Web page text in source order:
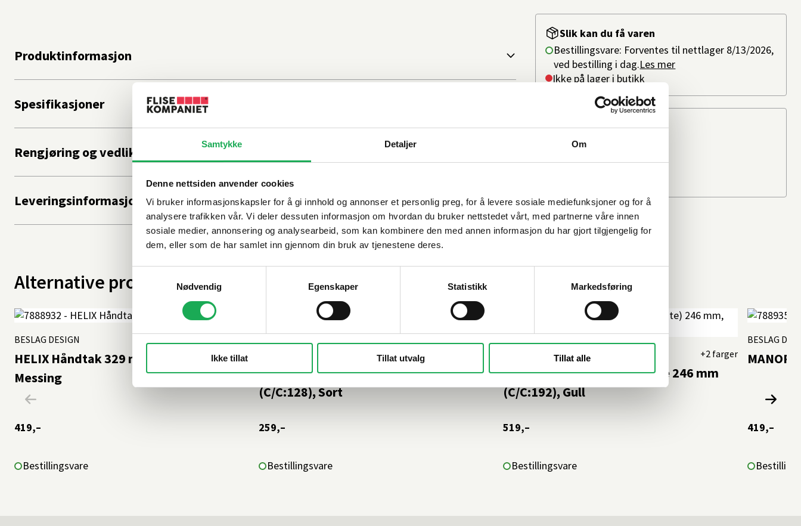
Samtykke Detaljer Om
Denne nettsiden anvender cookies
Vi bruker informasjonskapsler for å gi innhold og annonser et personlig preg, for å levere sosiale mediefunksjoner og for å
analysere trafikken vår. Vi deler dessuten informasjon om hvordan du bruker nettstedet vårt, med partnerne våre innen
sosiale medier, annonsering og analysearbeid, som kan kombinere den med annen informasjon du har gjort tilgjengelig for
dem, eller som de har samlet inn gjennom din bruk av tjenestene deres.
Nødvendig
Egenskaper Statistikk Markedsføring
Ikke tillat Tillat utvalg Tillat alle
Slik kan du få varen
Bestillingsvare: Forventes til nettlager 8/13/2026,
ved bestilling i dag.Les mer
Ikke på lager i butikk
Beregn frakten
Ditt postnummer
Produktinformasjon
Spesifikasjoner
Rengjøring og vedlikehold
Leveringsinformasjon
Alternative produkter
HELIX Håndtak 329 mm (C/C:320),
Messing
BESLAG DESIGN
419,–
Bestillingsvare
TONITON THREAD Håndtak 148 mm
(C/C:128), Sort
259,–
Bestillingsvare
MANOR Håndtak m/bakplate 246 mm
(C/C:192), Gull
BESLAG DESIGN +2 farger
519,–
Bestillingsvare
MANOR
BESLAG
419,–